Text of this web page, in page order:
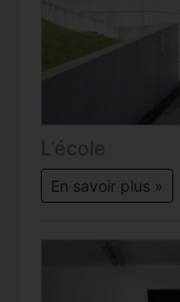
L’école
En savoir plus »